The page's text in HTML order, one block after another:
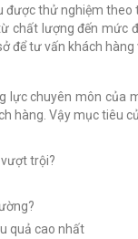
thử nghiệm
lượng đến
tư vấn khách hàng
chuyên môn
hàng. Vậy mục tiêu
trội?
quả cao nhất